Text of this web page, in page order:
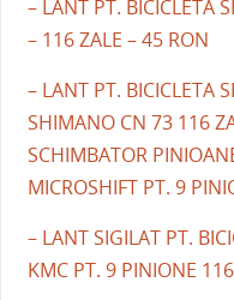
– LANT PT. BICICLETA
– 116 ZALE – 45 RON
– LANT PT. BICICLETA
SHIMANO CN 73 116
SCHIMBATOR
MICROSHIFT PT. 9
– LANT SIGILAT PT.
KMC PT. 9 PINIONE